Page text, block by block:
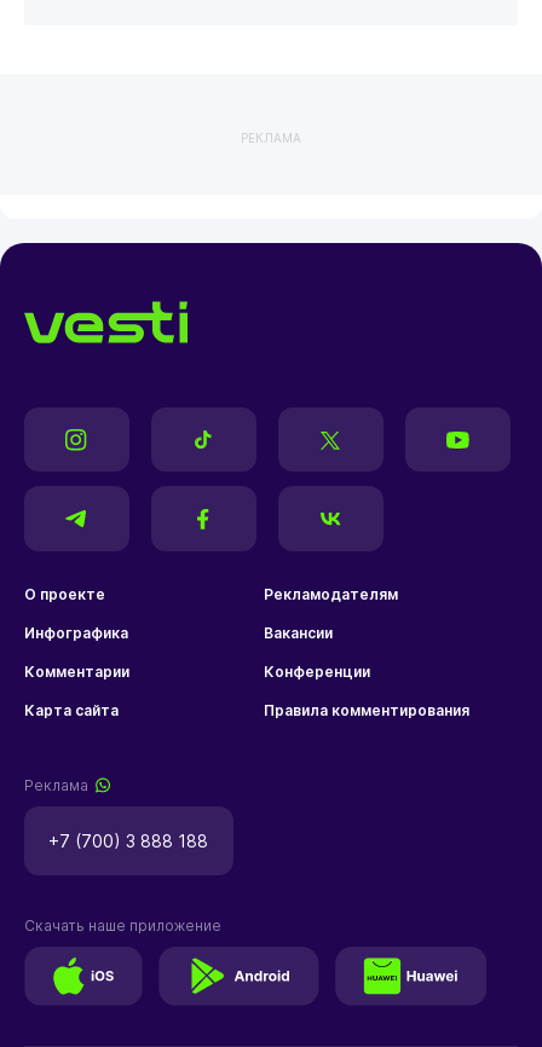
РЕКЛАМА
О проекте Рекламодателям
Инфографика Вакансии
Комментарии Конференции
Карта сайта Правила комментирования
Реклама
+7 (700) 3 888 188
Скачать наше приложение